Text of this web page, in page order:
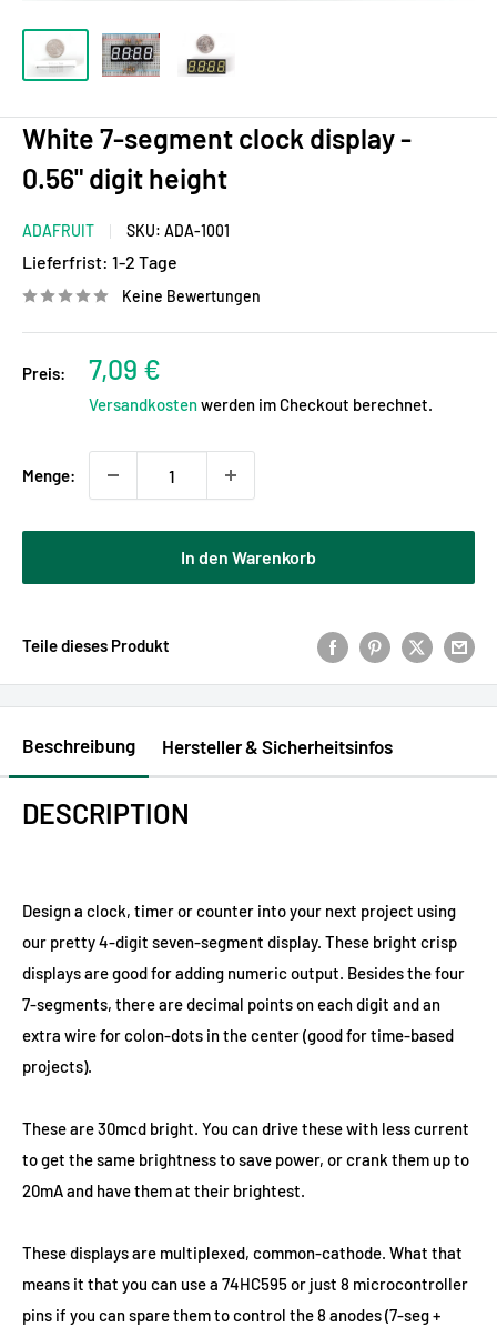
White 7-segment clock display -
0.56" digit height
ADAFRUIT SKU: ADA-1001
Lieferfrist: 1-2 Tage
Keine Bewertungen
Preis: Sonderpreis
7,09 €
Versandkostenwerden im Checkout berechnet.
Menge:
In den Warenkorb
Teile dieses Produkt
Beschreibung Hersteller & Sicherheitsinfos
DESCRIPTION
Design a clock, timer or counter into your next project using
our pretty 4-digit seven-segment display. These bright crisp
displays are good for adding numeric output. Besides the four
7-segments, there are decimal points on each digit and an
extra wire for colon-dots in the center (good for time-based
projects).
These are 30mcd bright. You can drive these with less current
to get the same brightness to save power, or crank them up to
20mA and have them at their brightest.
These displays are multiplexed, common-cathode. What that
means it that you can use a 74HC595or just 8 microcontroller
pins if you can spare them to control the 8 anodes (7-seg +